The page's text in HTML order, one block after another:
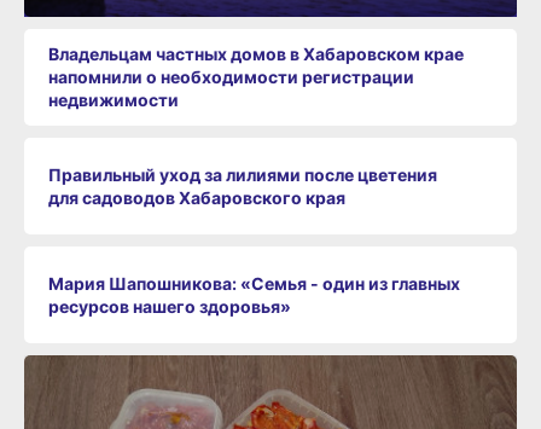
Владельцам частных домов в Хабаровском крае
напомнили о необходимости регистрации
недвижимости
Правильный уход за лилиями после цветения
для садоводов Хабаровского края
Мария Шапошникова: «Семья - один из главных
ресурсов нашего здоровья»